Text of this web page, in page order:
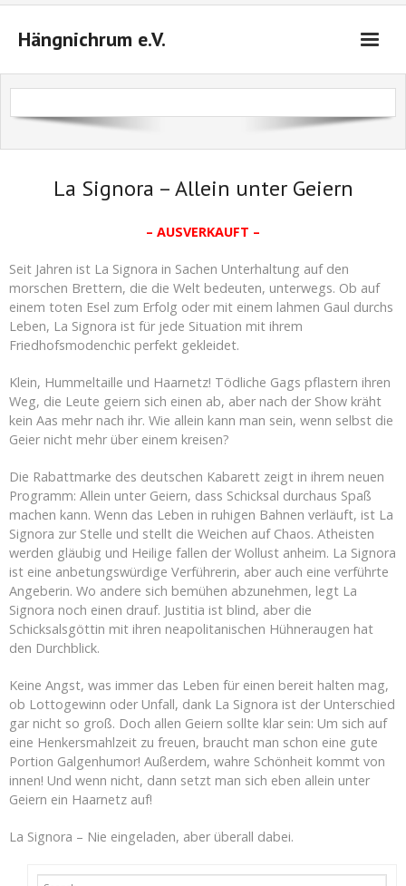
Hängnichrum e.V.
Startseite
Veranstaltungen 2026/2027
Anfahrt
Kontakt
Warenkorb (0 Artikel)
La Signora – Allein unter Geiern
– AUSVERKAUFT –
Seit Jahren ist La Signora in Sachen Unterhaltung auf den
morschen Brettern, die die Welt bedeuten, unterwegs. Ob auf
einem toten Esel zum Erfolg oder mit einem lahmen Gaul durchs
Leben, La Signora ist für jede Situation mit ihrem
Friedhofsmodenchic perfekt gekleidet.
Klein, Hummeltaille und Haarnetz! Tödliche Gags pflastern ihren
Weg, die Leute geiern sich einen ab, aber nach der Show kräht
kein Aas mehr nach ihr. Wie allein kann man sein, wenn selbst die
Geier nicht mehr über einem kreisen?
Die Rabattmarke des deutschen Kabarett zeigt in ihrem neuen
Programm: Allein unter Geiern, dass Schicksal durchaus Spaß
machen kann. Wenn das Leben in ruhigen Bahnen verläuft, ist La
Signora zur Stelle und stellt die Weichen auf Chaos. Atheisten
werden gläubig und Heilige fallen der Wollust anheim. La Signora
ist eine anbetungswürdige Verführerin, aber auch eine verführte
Angeberin. Wo andere sich bemühen abzunehmen, legt La
Signora noch einen drauf. Justitia ist blind, aber die
Schicksalsgöttin mit ihren neapolitanischen Hühneraugen hat
den Durchblick.
Keine Angst, was immer das Leben für einen bereit halten mag,
ob Lottogewinn oder Unfall, dank La Signora ist der Unterschied
gar nicht so groß. Doch allen Geiern sollte klar sein: Um sich auf
eine Henkersmahlzeit zu freuen, braucht man schon eine gute
Portion Galgenhumor! Außerdem, wahre Schönheit kommt von
innen! Und wenn nicht, dann setzt man sich eben allein unter
Geiern ein Haarnetz auf!
La Signora – Nie eingeladen, aber überall dabei.